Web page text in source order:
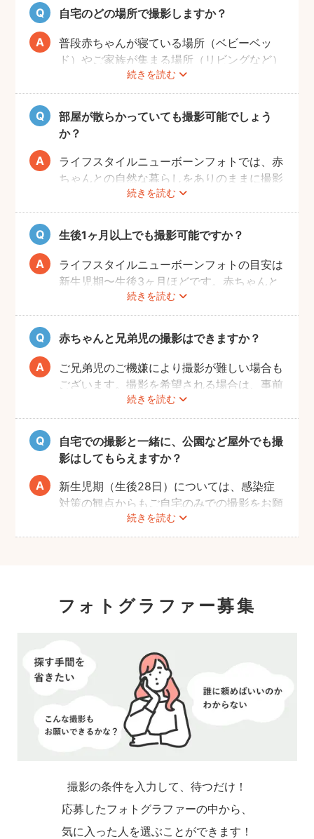
ての赤ちゃんの寝顔、元気いっぱいの泣き顔
など、ぜひご家族の記念として残すことをお
すすめします！
自宅のどの場所で撮影しますか？
続きを読む
普段赤ちゃんが寝ている場所（ベビーベッ
ド）やご家族が集まる場所（リビングなど）
を中心に撮影します。撮影可能な場所や、撮
影NGの場所については事前にフォトグラフ
ァーと打ち合わせをお願いします。
部屋が散らかっていても撮影可能でしょう
か？
続きを読む
ライフスタイルニューボーンフォトでは、赤
ちゃんとの自然な暮らしをありのままに撮影
します。ご自身が気にならなければ、掃除や
片付けは必ずしも必要ではありません。も
し、お部屋の様子が気になる場合は、事前に
お部屋を整えていただきますようお願いしま
す。フォトグラファーが片付けなどをお手伝
いすること、撮影当日に片付けのお時間をと
ることはできかねることご承知ください。
生後1ヶ月以上でも撮影可能ですか？
続きを読む
ライフスタイルニューボーンフォトの目安は
新生児期〜生後3ヶ月ほどです。赤ちゃんと
の生活リズムが整い、お気持ちにも余裕がで
てきたタイミングでぜひお気軽にフォトグラ
ファーへご相談ください！
赤ちゃんと兄弟児の撮影はできますか？
続きを読む
ご兄弟児のご機嫌により撮影が難しい場合も
ございます。撮影を希望される場合は、事前
にフォトグラファーへご相談いただけますよ
うお願いします。
自宅での撮影と一緒に、公園など屋外でも撮
影はしてもらえますか？
続きを読む
新生児期（生後28日）については、感染症
対策の観点からもご自宅のみでの撮影をお願
いします。また、生後1ヶ月以降の場合で
も、赤ちゃんへの負担を考慮して屋外での長
フォトグラファー募集
撮影の条件を入力して、待つだけ！
応募したフォトグラファーの中から、
気に入った人を選ぶことができます！